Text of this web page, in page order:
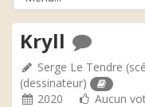
Kryll
Serge Le Tendre
(dessinateur)
2020
Aucun